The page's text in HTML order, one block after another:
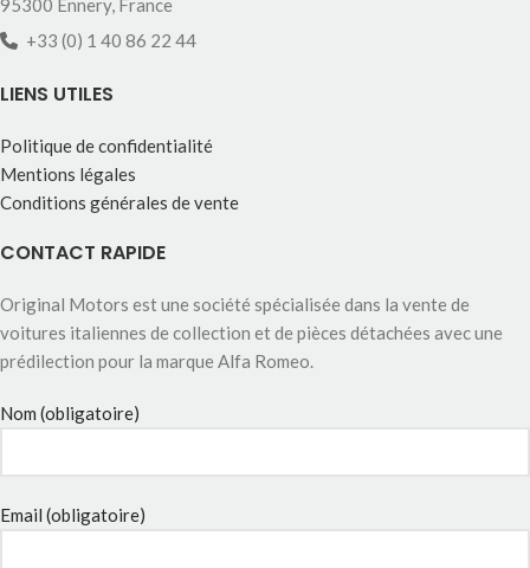
+33 (0) 1 40 86 22 44
LIENS UTILES
Politique de confidentialité
Mentions légales
Conditions générales de vente
CONTACT RAPIDE
Original Motors est une société spécialisée dans la vente de
voitures italiennes de collection et de pièces détachées avec une
prédilection pour la marque Alfa Romeo.
Nom (obligatoire)
Email (obligatoire)